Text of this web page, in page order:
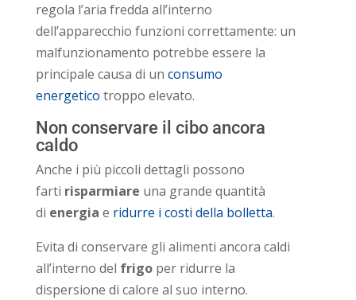
regola l’aria fredda all’interno
dell’apparecchio funzioni correttamente: un
malfunzionamento potrebbe essere la
principale causa di un consumo
energetico troppo elevato.
Non conservare il cibo ancora
caldo
Anche i più piccoli dettagli possono
farti risparmiare una grande quantità
di energia e ridurre i costi della bolletta.
Evita di conservare gli alimenti ancora caldi
all’interno del frigoper ridurre la
dispersione di calore al suo interno.